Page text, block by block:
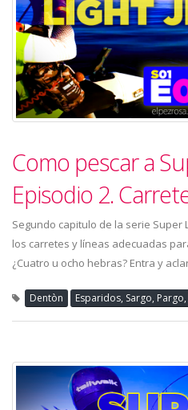
Como pescar a
Episodio 2.
Segundo capitulo de la serie Super
los carretes y líneas adecuadas
¿Cuatro u ocho hebras? Entra y
Dentòn Esparidos, Sargo,